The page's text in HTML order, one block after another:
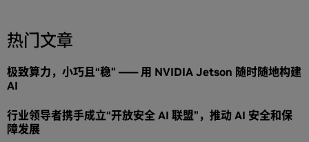
热门文章
极致算力，小巧且“稳” —— 用 NVIDIA Jetson 随时随地构建
AI
行业领导者携手成立“开放安全 AI 联盟”，推动 AI 安全和保
障发展